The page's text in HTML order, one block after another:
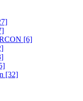
[6]
[32]